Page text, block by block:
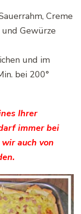
Creme
und Gewürze
und im
bei 200°
Ihrer
immer bei
auch von